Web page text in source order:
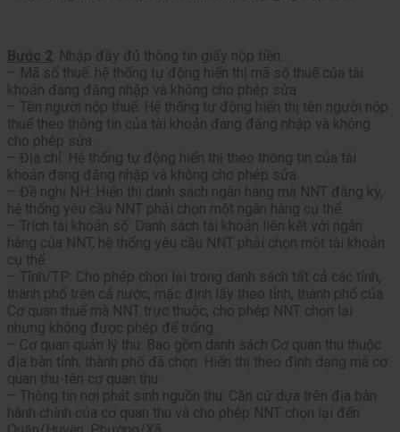
Bước 2: Nhập đầy đủ thông tin giấy nộp tiền.
– Mã số thuế: hệ thống tự động hiển thị mã số thuế của tài
khoản đang đăng nhập và không cho phép sửa
– Tên người nộp thuế: Hệ thống tự động hiển thị tên người nộp
thuế theo thông tin của tài khoản đang đăng nhập và không
cho phép sửa.
– Địa chỉ: Hệ thống tự động hiển thị theo thông tin của tài
khoản đang đăng nhập và không cho phép sửa.
– Đề nghị NH: Hiển thị danh sách ngân hàng mà NNT đăng ký,
hệ thống yêu cầu NNT phải chọn một ngân hàng cụ thể.
– Trích tài khoản số: Danh sách tài khoản liên kết với ngân
hàng của NNT, hệ thống yêu cầu NNT phải chọn một tài khoản
cụ thể.
– Tỉnh/TP: Cho phép chọn lại trong danh sách tất cả các tỉnh,
thành phố trên cả nước, mặc định lấy theo tỉnh, thành phố của
Cơ quan thuế mà NNT trực thuộc, cho phép NNT chọn lại
nhưng không được phép để trống.
– Cơ quan quản lý thu: Bao gồm danh sách Cơ quan thu thuộc
địa bàn tỉnh, thành phố đã chọn. Hiển thị theo định dạng mã cơ
quan thu-tên cơ quan thu.
– Thông tin nơi phát sinh nguồn thu: Căn cứ dựa trên địa bàn
hành chính của cơ quan thu và cho phép NNT chọn lại đến